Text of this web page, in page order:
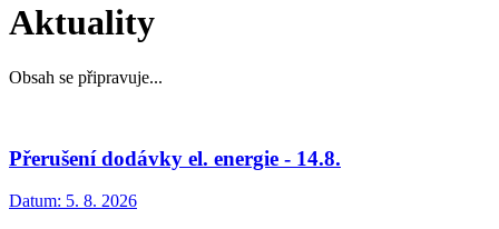
Aktuality
Obsah se připravuje...
Přerušení dodávky el. energie - 14.8.
Datum: 5. 8. 2026